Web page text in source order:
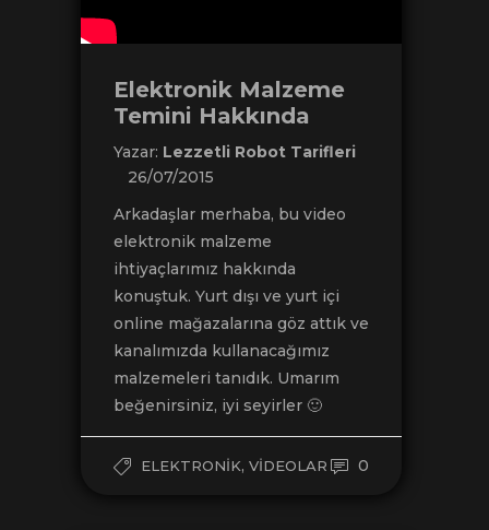
Elektronik Malzeme
Temini Hakkında
Yazar: Lezzetli Robot Tarifleri
26/07/2015
Arkadaşlar merhaba, bu video
elektronik malzeme
ihtiyaçlarımız hakkında
konuştuk. Yurt dışı ve yurt içi
online mağazalarına göz attık ve
kanalımızda kullanacağımız
malzemeleri tanıdık. Umarım
beğenirsiniz, iyi seyirler 🙂
ELEKTRONIK, VIDEOLAR 0